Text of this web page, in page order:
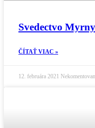
Svedectvo
ČÍTAŤ VIAC »
12. februára 2021